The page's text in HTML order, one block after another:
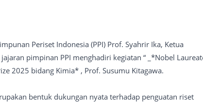
Periset Indonesia (PPI) Prof. Syahrir Ika, Ketua
pimpinan PPI menghadiri kegiatan “ _*Nobel
2025 bidang Kimia* , Prof. Susumu Kitagawa.
bentuk dukungan nyata terhadap penguatan riset